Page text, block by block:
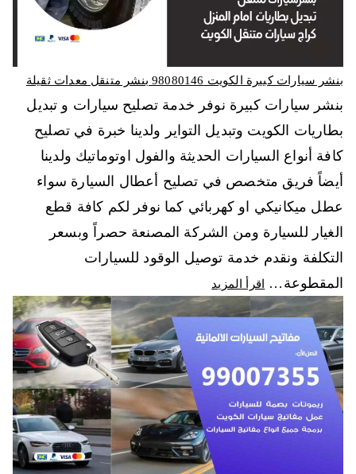
بنشر سيارات كبيرة الكويت 98080146‬ بنشر متنقل معدات ثقيلة
بنشر سيارات كبيرة نوفر خدمة تصليح سيارات و تبديل
بطاريات الكويت وتبديل التواير ولدينا خبرة في تصليح
كافة أنواع السيارات الحديثة والفول اوتوماتيك ولدينا
أيضاً فريق متخصص في تصليح أعطال السيارة سواء
عطل ميكانيكي او كهربائي كما نوفر لكم كافة قطع
الغيار للسيارة ومن الشركة المصنعة حصراً وبسعر
التكلفة ونقدم خدمة توصيل الوقود للسيارات
المقطوعة…
اقرأ المزيد